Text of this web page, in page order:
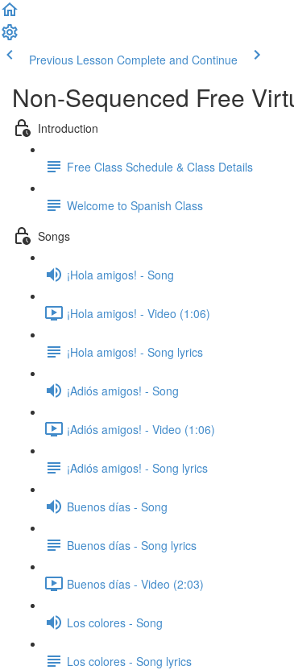
Previous Lesson Complete and Continue
Non-Sequenced Free
Introduction
Free Class Schedule & Class Details
Welcome to Spanish Class
Songs
¡Hola amigos! - Song
¡Hola amigos! - Video (1:06)
¡Hola amigos! - Song lyrics
¡Adiós amigos! - Song
¡Adiós amigos! - Video (1:06)
¡Adiós amigos! - Song lyrics
Buenos días - Song
Buenos días - Song lyrics
Buenos días - Video (2:03)
Los colores - Song
Los colores - Song lyrics